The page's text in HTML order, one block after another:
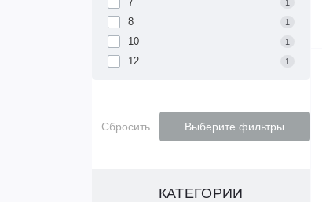
1
8 1
10 1
12 1
Сбросить Выберите фильтры
КАТЕГОРИИ